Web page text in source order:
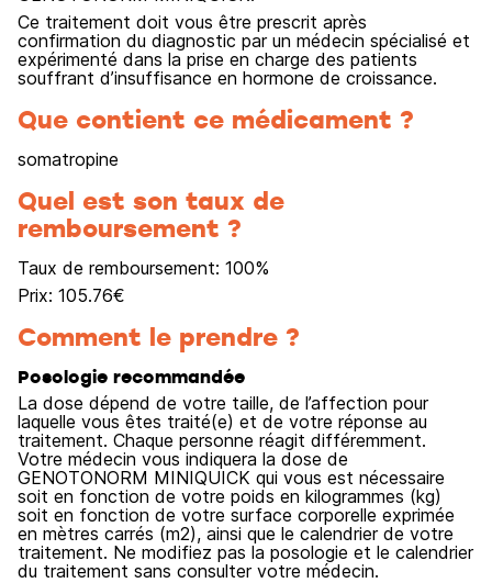
Ce traitement doit vous être prescrit après
confirmation du diagnostic par un médecin spécialisé et
expérimenté dans la prise en charge des patients
souffrant d’insuffisance en hormone de croissance.
Que contient ce médicament ?
somatropine
Quel est son taux de
remboursement ?
Taux de remboursement: 100%
Prix: 105.76€
Comment le prendre ?
Posologie recommandée
La dose dépend de votre taille, de l’affection pour
laquelle vous êtes traité(e) et de votre réponse au
traitement. Chaque personne réagit différemment.
Votre médecin vous indiquera la dose de
GENOTONORM MINIQUICK qui vous est nécessaire
soit en fonction de votre poids en kilogrammes (kg)
soit en fonction de votre surface corporelle exprimée
en mètres carrés (m2), ainsi que le calendrier de votre
traitement. Ne modifiez pas la posologie et le calendrier
du traitement sans consulter votre médecin.